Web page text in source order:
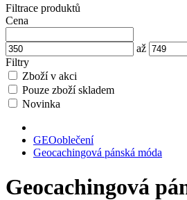
Filtrace produktů
Cena
až
Filtry
Zboží v akci
Pouze zboží skladem
Novinka
GEOoblečení
Geocachingová pánská móda
Geocachingová